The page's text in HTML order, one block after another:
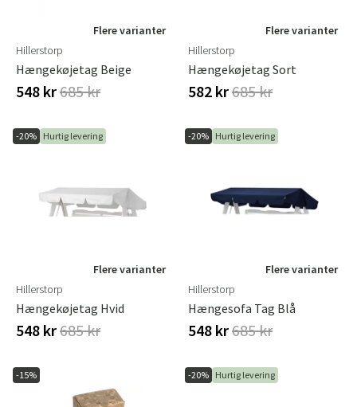
Flere varianter
Hillerstorp
Hængekøjetag Beige
548 kr685 kr
Flere varianter
Hillerstorp
Hængekøjetag Sort
582 kr685 kr
-20% Hurtig levering
Flere varianter
Hillerstorp
Hængekøjetag Hvid
548 kr685 kr
-20% Hurtig levering
Flere varianter
Hillerstorp
Hængesofa Tag Blå
548 kr685 kr
-15% -20% Hurtig levering